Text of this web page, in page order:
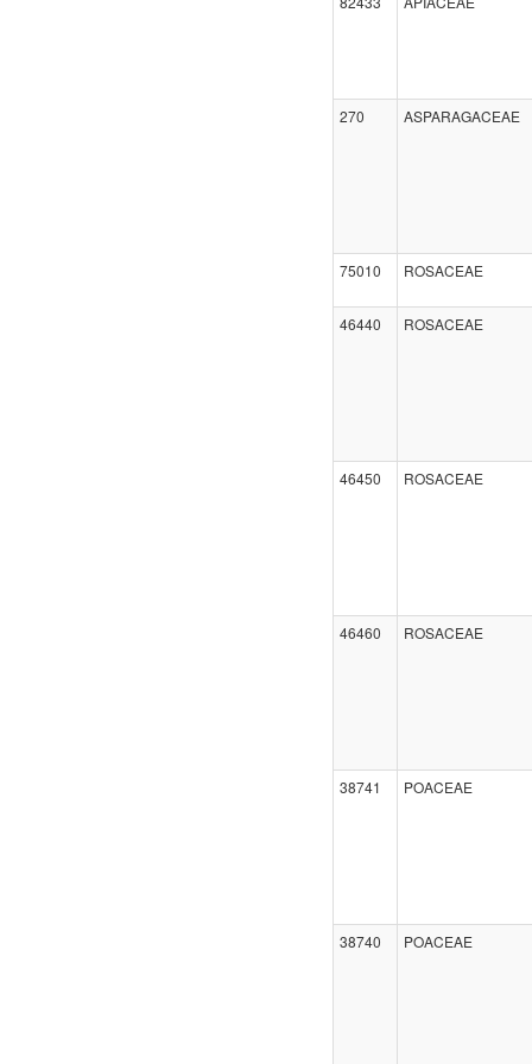
270 ASPARAGACEAE
75010 ROSACEAE
46440 ROSACEAE
46450 ROSACEAE
46460 ROSACEAE
38741 POACEAE
38740 POACEAE